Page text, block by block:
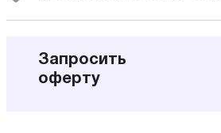
Запросить
оферту